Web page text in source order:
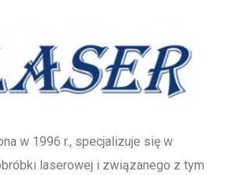
w 1996 r., specjalizuje się w
laserowej i związanego z tym